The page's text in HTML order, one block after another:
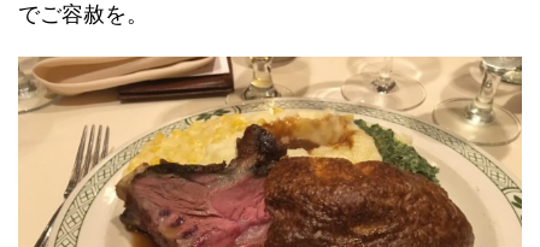
でご容赦を。